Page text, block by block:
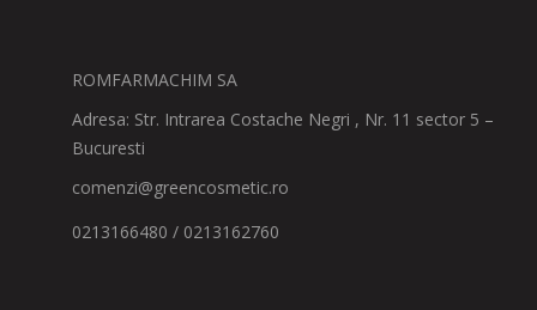
ROMFARMACHIM SA
Adresa: Str. Intrarea Costache Negri , Nr. 11 sector 5 –
Bucuresti
comenzi@greencosmetic.ro
0213166480 / 0213162760